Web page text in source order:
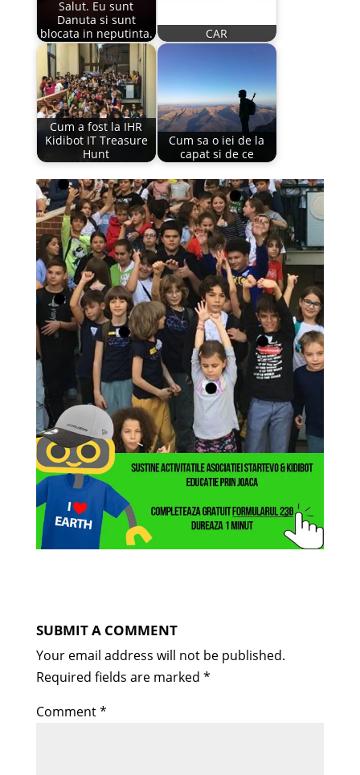
Salut. Eu sunt
Danuta si sunt
blocata in neputinta.
CAR
Cum a fost la IHR
Kidibot IT Treasure
Hunt
Cum sa o iei de la
capat si de ce
SUBMIT A COMMENT
Your email address will not be published.
Required fields are marked *
Comment*